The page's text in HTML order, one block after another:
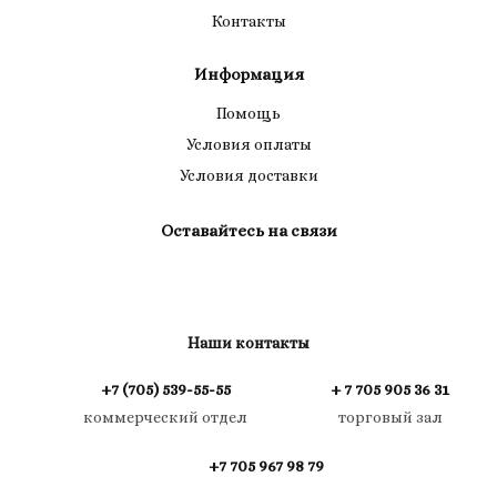
Контакты
Информация
Помощь
Условия оплаты
Условия доставки
Оставайтесь на связи
Наши контакты
+7 (705) 539-55-55
коммерческий отдел
+ 7 705 905 36 31
торговый зал
+7 705 967 98 79